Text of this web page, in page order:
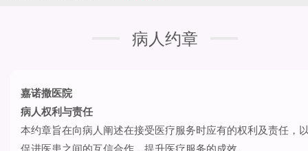
病人约章
嘉诺撒医院
病人权利与责任
本约章旨在向病人阐述在接受医疗服务时应有的权利及责任，
促进医患之间的互信合作，提升医疗服务的成效。